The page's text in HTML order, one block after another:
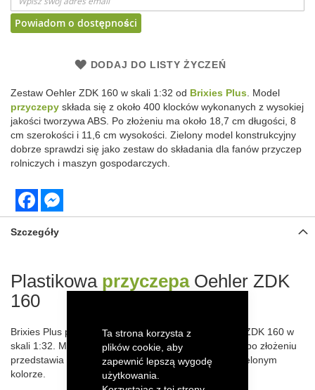
Ta strona korzysta z
plików cookie, aby
zapewnić lepszą wygodę
użytkowania.
Powiadom o dostępności
DODAJ DO LISTY ŻYCZEŃ
Zestaw Oehler ZDK 160 w skali 1:32 od Brixies Plus . Model
przyczepy składa się z około 400 klocków wykonanych z wysokiej
jakości tworzywa ABS. Po złożeniu ma około 18,7 cm długości, 8
cm szerokości i 11,6 cm wysokości. Zielony model konstrukcyjny
dobrze sprawdzi się jako zestaw do składania dla fanów przyczep
rolniczych i maszyn gospodarczych.
Facebook
Szczegóły
Plastikowa przyczepa Oehler ZDK
160
Brixies Plus prezentuje zestaw konstrukcyjny Oehler ZDK 160 w
skali 1:32. Model składa się z około 400 elementów i po złożeniu
przedstawia przyczepę rolniczą Oehler ZDK 160 w zielonym
kolorze.